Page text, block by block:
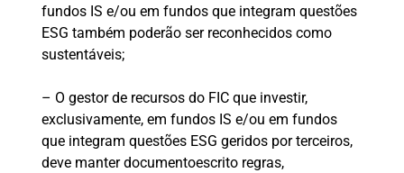
fundos IS e/ou em fundos que integram questões
ESG também poderão ser reconhecidos como
sustentáveis;
– O gestor de recursos do FIC que investir,
exclusivamente, em fundos IS e/ou em fundos
que integram questões ESG geridos por terceiros,
deve manter documentoescrito regras,